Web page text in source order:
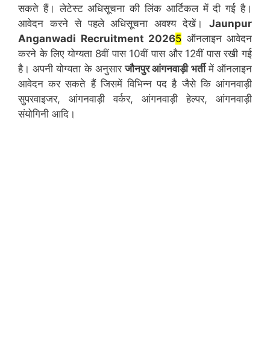
सकते हैं। लेटेस्ट अधिसूचना की लिंक आर्टिकल में दी गई है।
आवेदन करने से पहले अधिसूचना अवश्य देखें। Jaunpur
Anganwadi Recruitment 20265 ऑनलाइन आवेदन
करने के लिए योग्यता 8वीं पास 10वीं पास और 12वीं पास रखी गई
है। अपनी योग्यता के अनुसारजौनपुरआंगनवाड़ी भर्तीमें ऑनलाइन
आवेदन कर सकते हैं जिसमें विभिन्न पद है जैसे कि आंगनवाड़ी
सुपरवाइजर, आंगनवाड़ी वर्कर, आंगनवाड़ी हेल्पर, आंगनवाड़ी
संयोगिनी आदि।